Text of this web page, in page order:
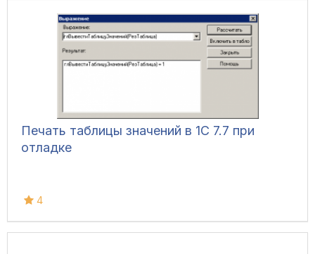
Печать таблицы значений в 1С 7.7 при
отладке
4